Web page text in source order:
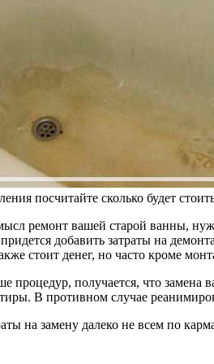
посчитайте сколько будет
ремонт вашей старой ванны,
добавить затраты на
стоит денег, но часто кроме
процедур, получается, что
В противном случае
на замену далеко не всем по